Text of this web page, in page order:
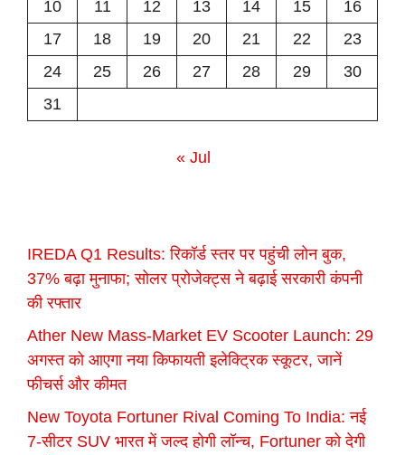
10
11 12 13 14 15
16
17
18 19 20 21 22
23
24
25 26 27 28 29
30
31
« Jul
IREDA Q1 Results: रिकॉर्ड स्तर पर पहुंची लोन बुक,
37% बढ़ा मुनाफा; सोलर प्रोजेक्ट्स ने बढ़ाई सरकारी कंपनी
की रफ्तार
Ather New Mass-Market EV Scooter Launch: 29
अगस्त को आएगा नया किफायती इलेक्ट्रिक स्कूटर, जानें
फीचर्स और कीमत
New Toyota Fortuner Rival Coming To India: नई
7-सीटर SUV भारत में जल्द होगी लॉन्च, Fortuner को देगी